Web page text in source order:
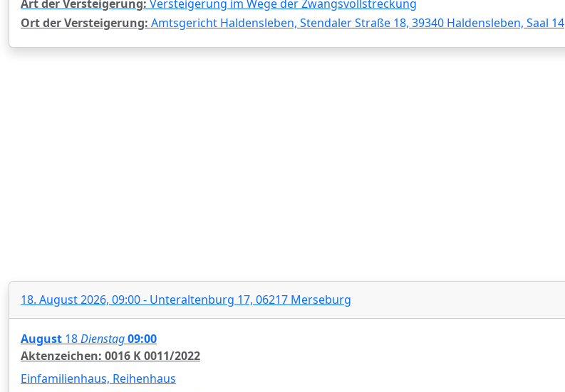
Art der Versteigerung: Versteigerung im Wege der Zwangsvollstreckung
Ort der Versteigerung: Amtsgericht Haldensleben, Stendaler Straße 18, 39340 Haldensleben, Saal 14
18. August 2026, 09:00 - Unteraltenburg 17, 06217 Merseburg
August 18Dienstag09:00
Aktenzeichen: 0016 K 0011/2022
Einfamilienhaus, Reihenhaus